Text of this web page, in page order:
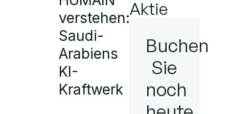
verstehen:
Saudi-
Arabiens
KI-
Kraftwerk
Aktie
Buchen
Sie
noch